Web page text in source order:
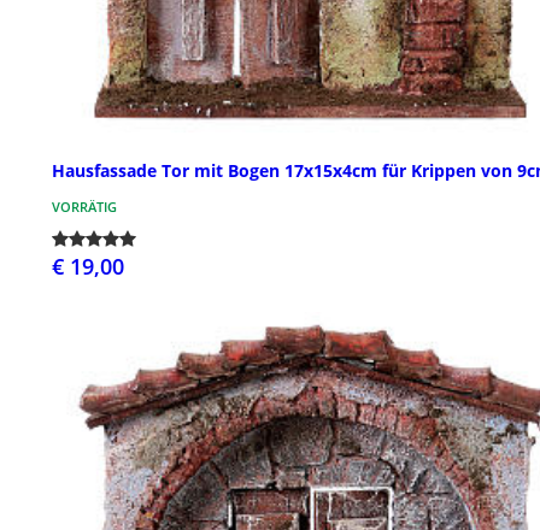
Hausfassade Tor mit Bogen 17x15x4cm für Krippen von
VORRÄTIG
€ 19,00